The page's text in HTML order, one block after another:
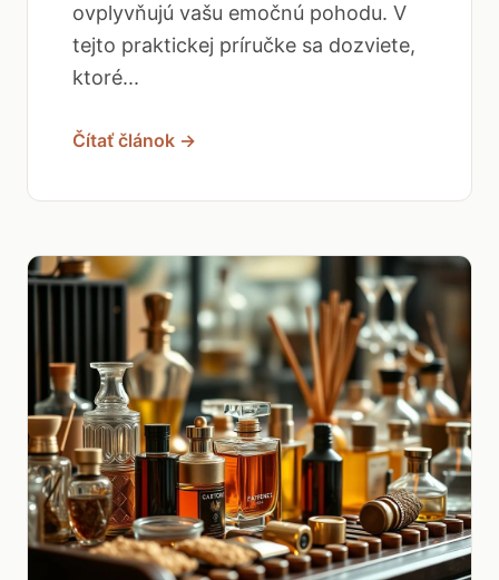
ovplyvňujú vašu emočnú pohodu. V
tejto praktickej príručke sa dozviete,
ktoré...
Čítať článok →